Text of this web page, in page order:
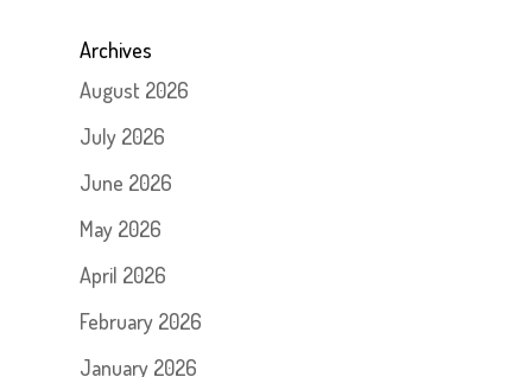
Archives
August 2026
July 2026
June 2026
May 2026
April 2026
February 2026
January 2026